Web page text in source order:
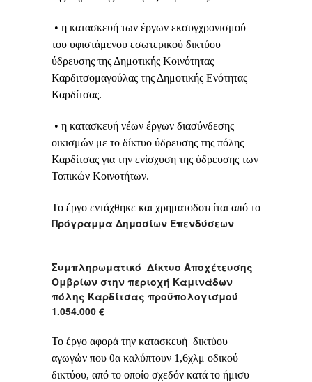
• η κατασκευή των έργων εκσυγχρονισμού
του υφιστάμενου εσωτερικού δικτύου
ύδρευσης της Δημοτικής Κοινότητας
Καρδιτσομαγούλας της Δημοτικής Ενότητας
Καρδίτσας.
• η κατασκευή νέων έργων διασύνδεσης
οικισμών με το δίκτυο ύδρευσης της πόλης
Καρδίτσας για την ενίσχυση της ύδρευσης των
Τοπικών Κοινοτήτων.
Το έργο εντάχθηκε και χρηματοδοτείται από το
Πρόγραμμα Δημοσίων Επενδύσεων
Συμπληρωματικό Δίκτυο Αποχέτευσης
Ομβρίων στην περιοχή Καμινάδων
πόλης Καρδίτσας προϋπολογισμού
1.054.000 €
Το έργο αφορά την κατασκευή δικτύου
αγωγών που θα καλύπτουν 1,6χλμ οδικού
δικτύου, από το οποίο σχεδόν κατά το ήμισυ